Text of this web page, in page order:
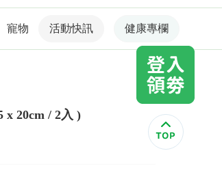
寵物 名人嚴選
活動快訊 健康專欄
x 20cm / 2入 )